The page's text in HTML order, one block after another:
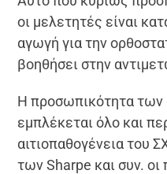
οι μελετητές είναι
αγωγή για την
βοηθήσει στην
Η προσωπικότητα των
εμπλέκεται όλο και
αιτιοπαθογένεια του
των Sharpe και συν. οι